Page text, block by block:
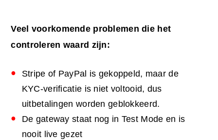
Veel voorkomende problemen die het
controleren waard zijn:
Stripe of PayPal is gekoppeld, maar de
KYC-verificatie is niet voltooid, dus
uitbetalingen worden geblokkeerd.
De gateway staat nog in Test Mode en is
nooit live gezet